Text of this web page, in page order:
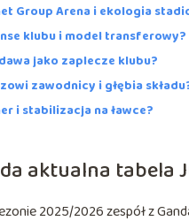
Group Arena i ekologia
klubu i model transferowy?
jako zaplecze klubu?
zawodnicy i głębia
i stabilizacja na ławce?
aktualna tabela
2025/2026 zespół z